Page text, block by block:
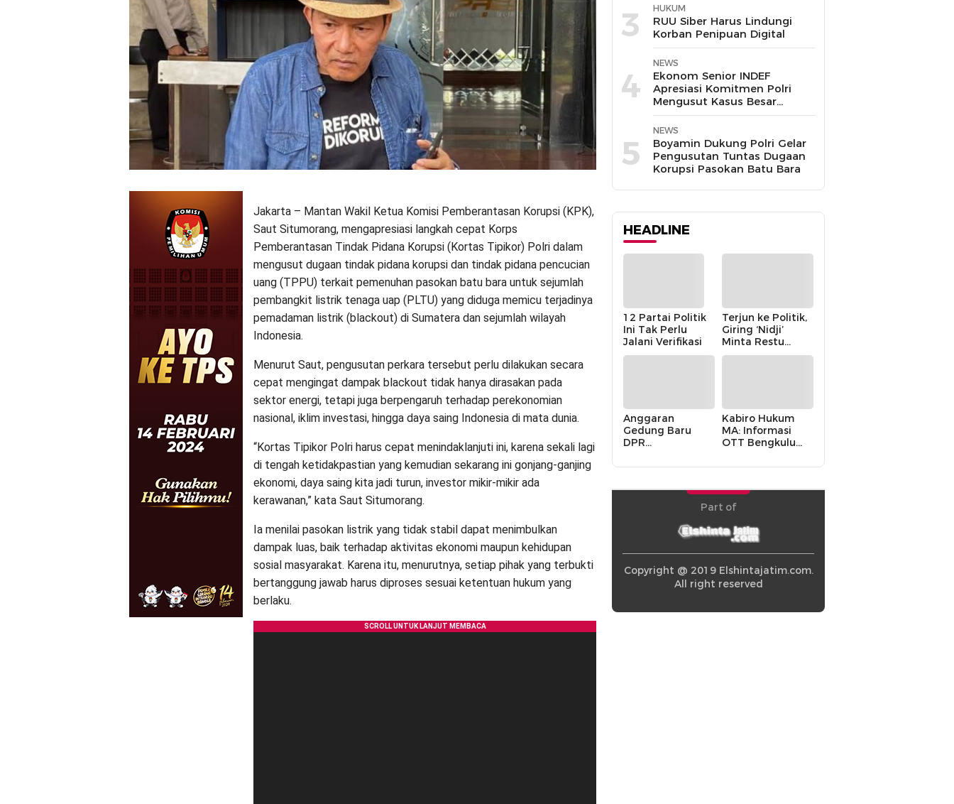
Jakarta – Mantan Wakil Ketua Komisi Pemberantasan Korupsi (KPK),
Saut Situmorang, mengapresiasi langkah cepat Korps
Pemberantasan Tindak Pidana Korupsi (Kortas Tipikor) Polri dalam
mengusut dugaan tindak pidana korupsi dan tindak pidana pencucian
uang (TPPU) terkait pemenuhan pasokan batu bara untuk sejumlah
pembangkit listrik tenaga uap (PLTU) yang diduga memicu terjadinya
pemadaman listrik (blackout) di Sumatera dan sejumlah wilayah
Indonesia.
Menurut Saut, pengusutan perkara tersebut perlu dilakukan secara
cepat mengingat dampak blackout tidak hanya dirasakan pada
sektor energi, tetapi juga berpengaruh terhadap perekonomian
nasional, iklim investasi, hingga daya saing Indonesia di mata dunia.
“Kortas Tipikor Polri harus cepat menindaklanjuti ini, karena sekali lagi
di tengah ketidakpastian yang kemudian sekarang ini gonjang-ganjing
ekonomi, daya saing kita jadi turun, investor mikir-mikir ada
kerawanan,” kata Saut Situmorang.
Ia menilai pasokan listrik yang tidak stabil dapat menimbulkan
dampak luas, baik terhadap aktivitas ekonomi maupun kehidupan
sosial masyarakat. Karena itu, menurutnya, setiap pihak yang terbukti
bertanggung jawab harus diproses sesuai ketentuan hukum yang
berlaku.
3 HUKUM
RUU Siber Harus Lindungi
Korban Penipuan Digital
4
NEWS
Ekonom Senior INDEF
Apresiasi Komitmen Polri
Mengusut Kasus Besar
hingga Tuntas
5
NEWS
Boyamin Dukung Polri Gelar
Pengusutan Tuntas Dugaan
Korupsi Pasokan Batu Bara
HEADLINE
12 Partai Politik
Ini Tak Perlu
Jalani Verifikasi
Terjun ke Politik,
Giring ‘Nidji’
Minta Restu
Keluarga
Anggaran
Gedung Baru
DPR
Cair karena
Budi” Pemerintah
Kabiro Hukum
MA: Informasi
OTT Bengkulu
Internal MA
Part of
Copyright @ 2019 Elshintajatim.com.
All right reserved